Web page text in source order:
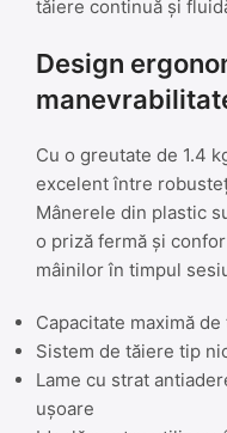
tăiere continuă și
Design
Cu o greutate de 1.4
excelent între
Mânerele din plastic
o priză fermă și
mâinilor în timpul
Capacitate maximă
Sistem de tăiere tip
Lame cu strat
ușoare